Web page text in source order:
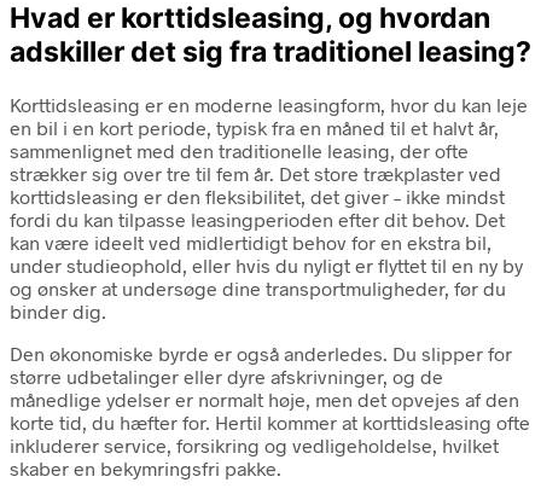
Hvad er korttidsleasing, og hvordan
adskiller det sig fra traditionel leasing?
Korttidsleasing er en moderne leasingform, hvor du kan leje
en bil i en kort periode, typisk fra en måned til et halvt år,
sammenlignet med den traditionelle leasing, der ofte
strækker sig over tre til fem år. Det store trækplaster ved
korttidsleasing er den fleksibilitet, det giver – ikke mindst
fordi du kan tilpasse leasingperioden efter dit behov. Det
kan være ideelt ved midlertidigt behov for en ekstra bil,
under studieophold, eller hvis du nyligt er flyttet til en ny by
og ønsker at undersøge dine transportmuligheder, før du
binder dig.
Den økonomiske byrde er også anderledes. Du slipper for
større udbetalinger eller dyre afskrivninger, og de
månedlige ydelser er normalt høje, men det opvejes af den
korte tid, du hæfter for. Hertil kommer at korttidsleasing ofte
inkluderer service, forsikring og vedligeholdelse, hvilket
skaber en bekymringsfri pakke.